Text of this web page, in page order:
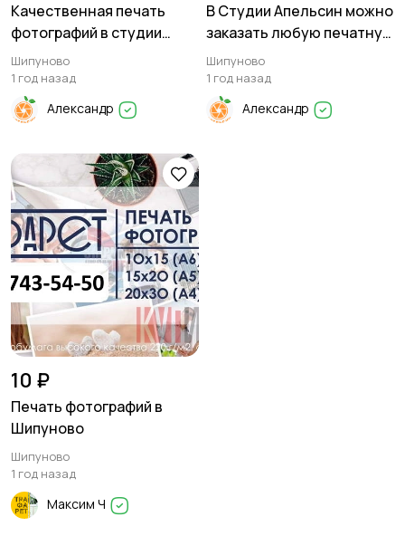
Качественная печать
фотографий в студии
Апельсин
Шипуново
1 год назад
Александр
В Студии Апельсин можно
заказать любую печатную
продукцию
Шипуново
1 год назад
Александр
10 ₽
Печать фотографий в
Шипуново
Шипуново
1 год назад
Максим Ч